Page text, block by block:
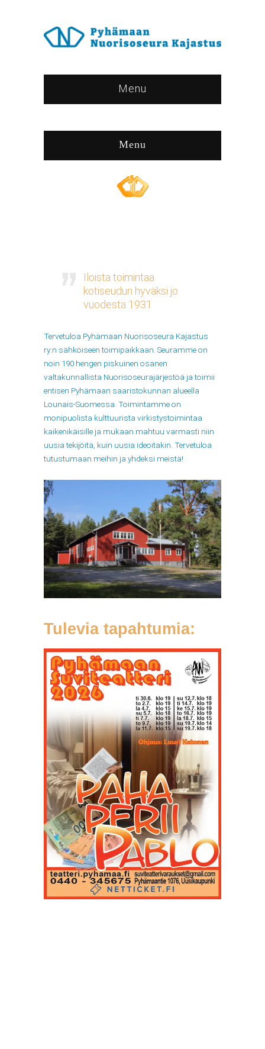
Menu
Menu
Iloista toimintaa
kotiseudun hyväksi jo
vuodesta 1931
Tervetuloa Pyhämaan Nuorisoseura Kajastus
ry:n sähköiseen toimipaikkaan. Seuramme on
noin 190 hengen piskuinen osanen
valtakunnallista Nuorisoseurajärjestöä ja toimii
entisen Pyhämaan saaristokunnan alueella
Lounais-Suomessa. Toimintamme on
monipuolista kulttuurista virkistystoimintaa
kaikenikäisille ja mukaan mahtuu varmasti niin
uusia tekijöitä, kuin uusia ideoitakin. Tervetuloa
tutustumaan meihin ja yhdeksi meistä!
Tulevia tapahtumia: